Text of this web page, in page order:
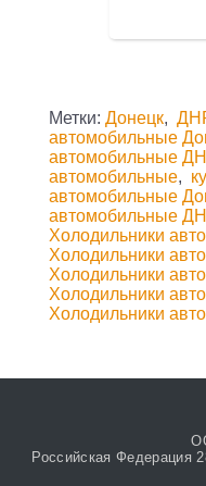
Метки: Донецк,
автомобильные
автомобильные
автомобильные,
автомобильные
автомобильные
Холодильники
Холодильники
Холодильники
Холодильники
Холодильники
Российская Федерация